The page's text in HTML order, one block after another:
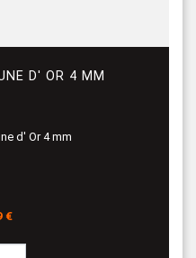
D' OR 4 MM
d' Or 4 mm
€